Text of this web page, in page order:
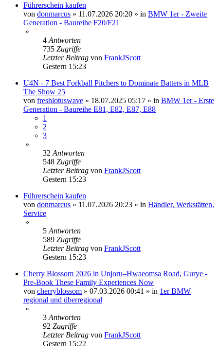
Führerschein kaufen
von donmarcus » 11.07.2026 20:20 » in BMW 1er - Zweite
Generation - Baureihe F20/F21
»
4 Antworten
735 Zugriffe
Letzter Beitrag von FrankJScott
Gestern 15:23
U4N - 7 Best Forkball Pitchers to Dominate Batters in MLB
The Show 25
von freshlotuswave » 18.07.2025 05:17 » in BMW 1er - Erste
Generation - Baureihe E81, E82, E87, E88
1
2
3
»
32 Antworten
548 Zugriffe
Letzter Beitrag von FrankJScott
Gestern 15:23
Führerschein kaufen
von donmarcus » 11.07.2026 20:23 » in Händler, Werkstätten,
Service
»
5 Antworten
589 Zugriffe
Letzter Beitrag von FrankJScott
Gestern 15:23
Cherry Blossom 2026 in Unjoru–Hwaeomsa Road, Gurye -
Pre-Book These Family Experiences Now
von cherryblossom » 07.03.2026 00:41 » in 1er BMW
regional und überregional
»
3 Antworten
92 Zugriffe
Letzter Beitrag von FrankJScott
Gestern 15:22